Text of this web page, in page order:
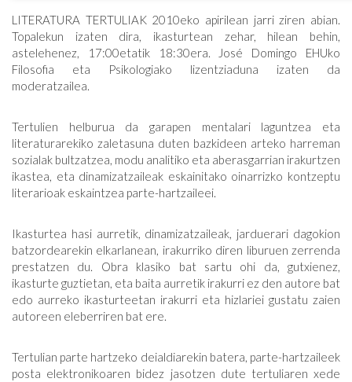
LITERATURA TERTULIAK 2010eko apirilean jarri ziren abian.
Topalekun izaten dira, ikasturtean zehar, hilean behin,
astelehenez, 17:00etatik 18:30era. José Domingo EHUko
Filosofia eta Psikologiako lizentziaduna izaten da
moderatzailea.
Tertulien helburua da garapen mentalari laguntzea eta
literaturarekiko zaletasuna duten bazkideen arteko harreman
sozialak bultzatzea, modu analitiko eta aberasgarrian irakurtzen
ikastea, eta dinamizatzaileak eskainitako oinarrizko kontzeptu
literarioak eskaintzea parte-hartzaileei.
Ikasturtea hasi aurretik, dinamizatzaileak, jarduerari dagokion
batzordearekin elkarlanean, irakurriko diren liburuen zerrenda
prestatzen du. Obra klasiko bat sartu ohi da, gutxienez,
ikasturte guztietan, eta baita aurretik irakurri ez den autore bat
edo aurreko ikasturteetan irakurri eta hizlariei gustatu zaien
autoreen eleberriren bat ere.
Tertulian parte hartzeko deialdiarekin batera, parte-hartzaileek
posta elektronikoaren bidez jasotzen dute tertuliaren xede